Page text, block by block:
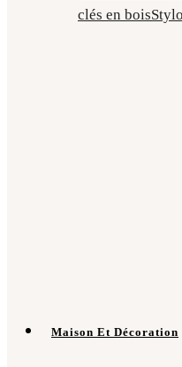
clés en bois
Maison Et Décoration